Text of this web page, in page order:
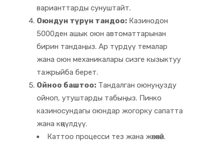
варианттарды сунуштайт.
Оюндун түрүн тандоо: Казинодон
5000ден ашык оюн автоматтарынан
бирин тандаңыз. Ар түрдүү темалар
жана оюн механикалары сизге кызыктуу
тажрыйба берет.
Ойноо баштоо: Тандалган оюнуңузду
ойноп, утуштарды табыңыз. Пинко
казиносундагы оюндар жогорку сапатта
жана көңүлдүү.
Каттоо процесси тез жана жөнөкөй.